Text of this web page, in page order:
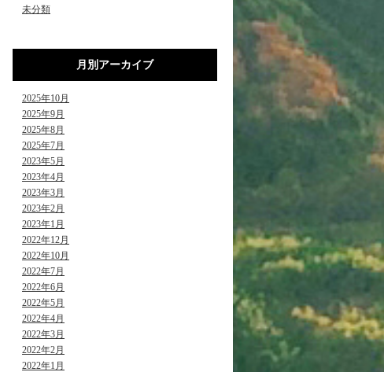
未分類
月別アーカイブ
2025年10月
2025年9月
2025年8月
2025年7月
2023年5月
2023年4月
2023年3月
2023年2月
2023年1月
2022年12月
2022年10月
2022年7月
2022年6月
2022年5月
2022年4月
2022年3月
2022年2月
2022年1月